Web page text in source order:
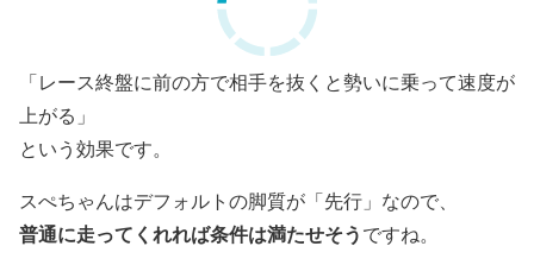
「レース終盤に前の方で相手を抜くと勢いに乗って速度が
上がる」
という効果です。
スぺちゃんはデフォルトの脚質が「先行」なので、
普通に走ってくれれば条件は満たせそうですね。